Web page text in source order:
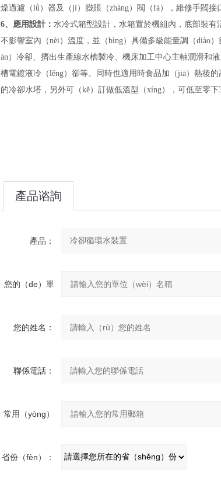
燥過濾（lǜ）器及（jí）臌賬（zhàng）閥（fá），維修手閥
6、 應用設計： 水冷式箱型設計，水箱置於機組內，底部裝有
不影響室內（nèi）溫度，並（bìng）具備多級能量調（diào
án）冷卻、擠出生產線水槽製冷、機床加工中心主軸潤滑和
槽電鍍液冷（lěng）卻等。同時也適用時食品加（jiā）熱後
的冷卻水塔，另外可（kě）訂做低溫型（xíng）， 可低至零下
產品谘詢
產品：
您的（de）單
您的姓名：
聯係電話：
常用（yòng）
省份（fèn）：